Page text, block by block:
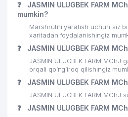
AMPULA FARM MChJ
27
RESPUBLIKA
YORDAM ILMIY MARKAZI
ADVISE AND AUDIT MChJ
30 BABYLON TEX MChJ
❓
JASMIN ULUGBEK FARM
mumkin?
Marshrutni yaratish uchun siz
xaritadan foydalanishingiz
❓ JASMIN ULUGBEK FARM
JASMIN ULUGBEK FARM MChJ
orqali qo’ng’iroq qilishingiz
❓ JASMIN ULUGBEK FARM
JASMIN ULUGBEK FARM MChJ
❓ JASMIN ULUGBEK FARM